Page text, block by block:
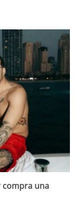
compra una